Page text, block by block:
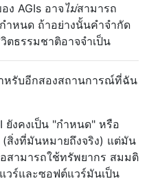
ง AGIs อาจไม่สามารถ
ำหนด ถ้าอย่างนั้นคำจำกัด
ธรรมชาติอาจจำเป็น
ำหรับอีกสองสถานการณ์ที่ฉัน
ยังคงเป็น "กำหนด" หรือ
สิ่งที่มันหมายถึงจริง) แต่มัน
สามารถใช้ทรัพยากร สมมติ
วร์และซอฟต์แวร์มันเป็น